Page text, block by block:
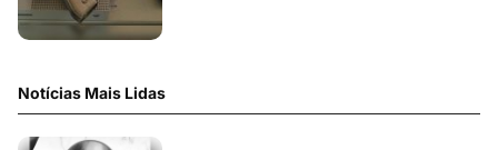
Notícias Mais Lidas